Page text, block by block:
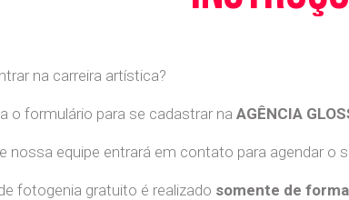
na carreira artística?
o formulário para se cadastrar na AGÊNCIA
nossa equipe entrará em contato para agendar
fotogenia gratuito é realizado somente de